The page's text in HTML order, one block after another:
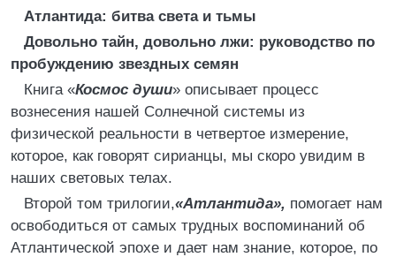
Атлантида: битва света и тьмы
Довольно тайн, довольно лжи: руководство по
пробуждению звездных семян
Книга «Космос души» описывает процесс
вознесения нашей Солнечной системы из
физической реальности в четвертое измерение,
которое, как говорят сирианцы, мы скоро увидим в
наших световых телах.
Второй том трилогии,«Атлантида», помогает нам
освободиться от самых трудных воспоминаний об
Атлантической эпохе и дает нам знание, которое, по